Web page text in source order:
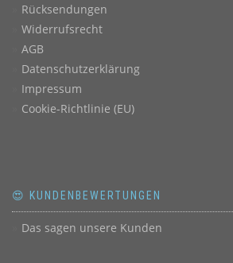
Rücksendungen
Widerrufsrecht
AGB
Datenschutzerklärung
Impressum
Cookie-Richtlinie (EU)
😍 KUNDENBEWERTUNGEN
Das sagen unsere Kunden